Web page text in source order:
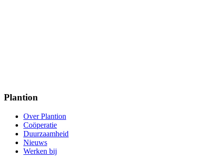
Plantion
Over Plantion
Coöperatie
Duurzaamheid
Nieuws
Werken bij